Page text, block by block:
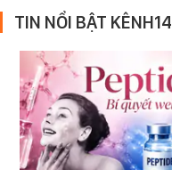
TIN NỔI BẬT KÊNH14